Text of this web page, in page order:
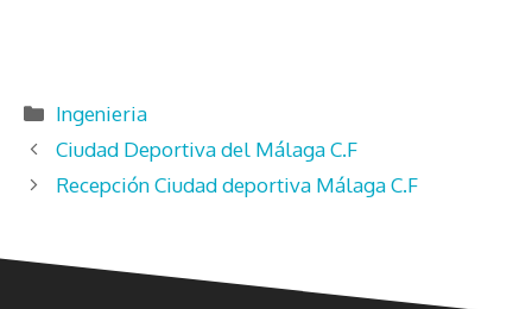
Categorías
Ingenieria
Ciudad Deportiva del Málaga C.F
Recepción Ciudad deportiva Málaga C.F